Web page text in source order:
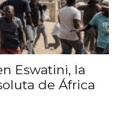
Eswatini​, la
de África